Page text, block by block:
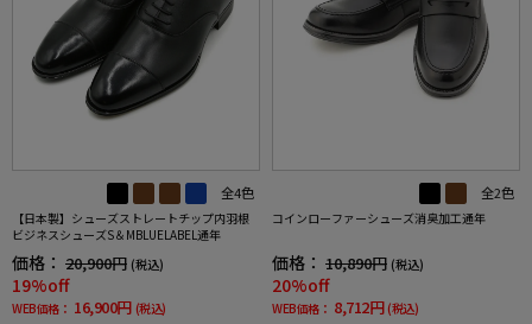
全4色
【日本製】シューズストレートチップ内羽根
ビジネスシューズS＆MBLUELABEL通年
価格： 20,900円 (税込)
19%off
WEB価格： 16,900円 (税込)
全2色
コインローファーシューズ消臭加工通年
価格： 10,890円 (税込)
20%off
WEB価格： 8,712円 (税込)